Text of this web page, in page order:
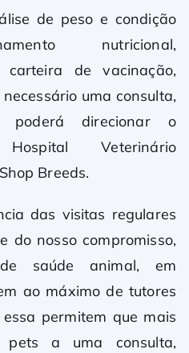
de peso e condição
nutricional,
carteira de vacinação,
uma consulta,
poderá direcionar o
Veterinário
Breeds.
das visitas regulares
do nosso compromisso,
saúde animal, em
ao máximo de tutores
permitem que mais
pets a uma consulta,